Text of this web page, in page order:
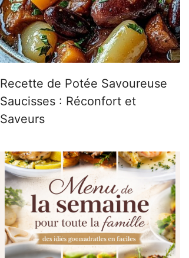
Recette de Potée Savoureuse
Saucisses : Réconfort et
Saveurs